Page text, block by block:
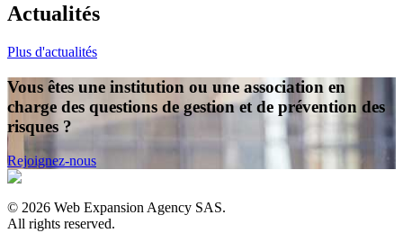
Actualités
Plus d'actualités
Vous êtes une institution ou une association en
charge des questions de gestion et de prévention des
risques ?
Rejoignez-nous
© 2026 Web Expansion Agency SAS.
All rights reserved.